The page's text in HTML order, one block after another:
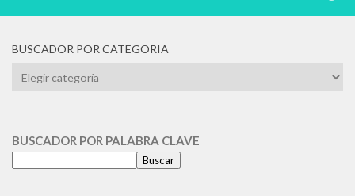
BUSCADOR POR CATEGORIA
BUSCADOR
BUSCADOR POR PALABRA CLAVE
Buscar